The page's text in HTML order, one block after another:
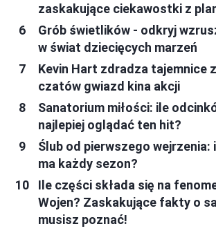
zaskakujące ciekawostki z
Grób świetlików - odkryj
w świat dziecięcych marzeń
Kevin Hart zdradza tajemnice
czatów gwiazd kina akcji
Sanatorium miłości: ile
najlepiej oglądać ten hit?
Ślub od pierwszego wejrzenia:
ma każdy sezon?
Ile części składa się na
Wojen? Zaskakujące fakty o
musisz poznać!